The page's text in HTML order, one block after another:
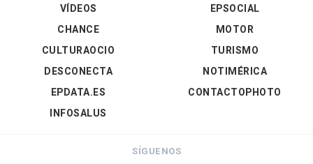
VÍDEOS
EPSOCIAL
CHANCE
CULTURAOCIO
DESCONECTA
EPDATA.ES
INFOSALUS
MOTOR
TURISMO
NOTIMÉRICA
CONTACTOPHOTO
SÍGUENOS